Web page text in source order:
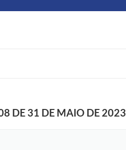
DE 31 DE MAIO DE 2023